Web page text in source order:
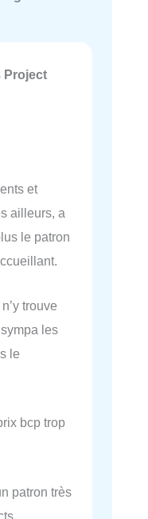
Project
et
ailleurs, a
le patron
trouve
les
le
bcp trop
patron très